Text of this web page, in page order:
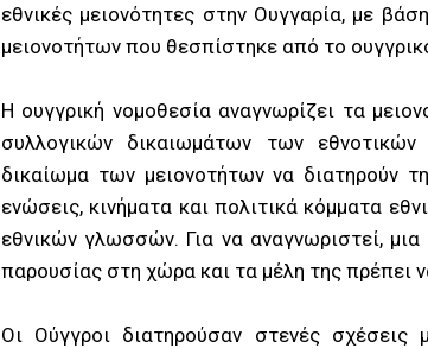
εθνικές μειονότητες στην Ουγγαρία, με
μειονοτήτων που θεσπίστηκε από το
Η ουγγρική νομοθεσία αναγνωρίζει τα
συλλογικών δικαιωμάτων των
δικαίωμα των μειονοτήτων να διατηρούν
ενώσεις, κινήματα και πολιτικά κόμματα
εθνικών γλωσσών. Για να αναγνωριστεί,
παρουσίας στη χώρα και τα μέλη της πρέπει
Οι Ούγγροι διατηρούσαν στενές